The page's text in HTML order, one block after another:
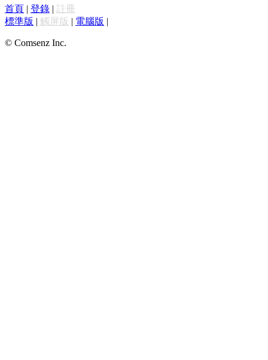
首頁 | 登錄 | 註冊
標準版 | 觸屏版 | 電腦版 |
© Comsenz Inc.